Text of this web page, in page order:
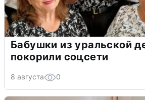
Бабушки из уральской
покорили соцсети
8 августа 0